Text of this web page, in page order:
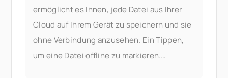
ermöglicht es Ihnen, jede Datei aus Ihrer
Cloud auf Ihrem Gerät zu speichern und sie
ohne Verbindung anzusehen. Ein Tippen,
um eine Datei offline zu markieren.